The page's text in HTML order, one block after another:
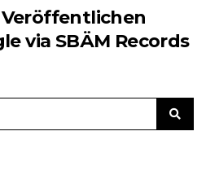
Veröffentlichen
via SBÄM Records